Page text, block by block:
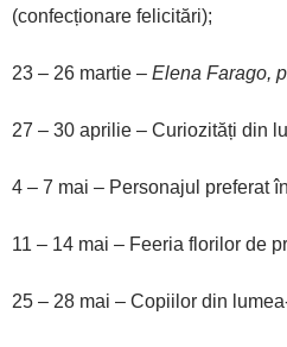
(confecționare felicitări);
23 – 26 martie – Elena Farago,
27 – 30 aprilie – Curiozități din
4 – 7 mai – Personajul preferat
11 – 14 mai – Feeria florilor de
25 – 28 mai – Copiilor din